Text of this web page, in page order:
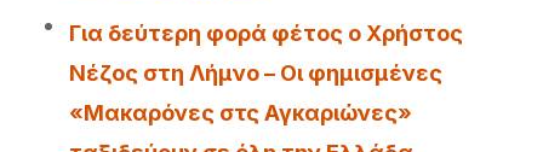
Για δεύτερη φορά φέτος ο Χρήστος
Νέζος στη Λήμνο – Οι φημισμένες
«Μακαρόνες στς Αγκαριώνες»